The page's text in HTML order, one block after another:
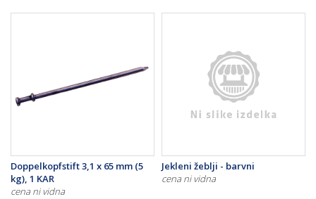
Doppelkopfstift 3,1 x 65 mm (5
kg), 1 KAR
cena ni vidna
Jekleni žeblji - barvni
cena ni vidna